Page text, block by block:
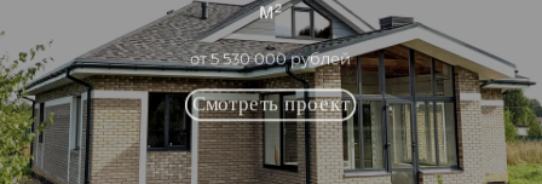
м²
от 5 530 000 рублей